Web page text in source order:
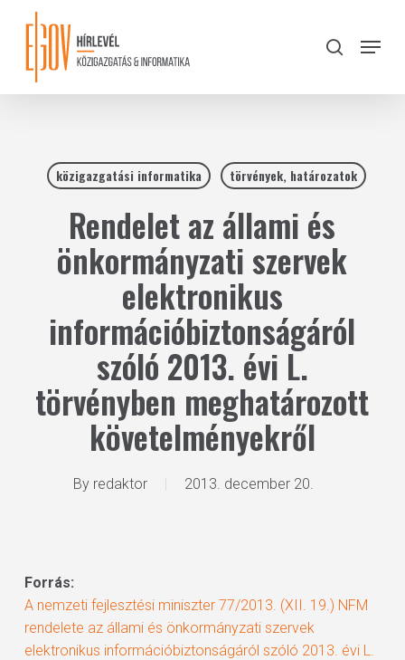
content
search
Menu
közigazgatási informatika törvények, határozatok
Rendelet az állami és
önkormányzati szervek
elektronikus
információbiztonságáról
szóló 2013. évi L.
törvényben meghatározott
követelményekről
By redaktor 2013. december 20.
Forrás:
A nemzeti fejlesztési miniszter 77/2013. (XII. 19.) NFM
rendelete az állami és önkormányzati szervek
elektronikus információbiztonságáról szóló 2013. évi L.
Close